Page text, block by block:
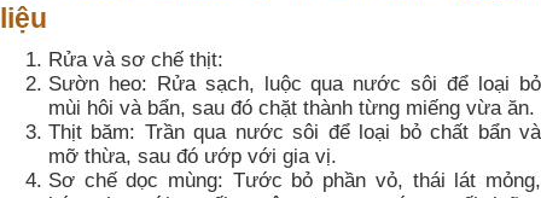
liệu
Rửa và sơ chế thịt:
Sườn heo: Rửa sạch, luộc qua nước sôi để loại bỏ
mùi hôi và bẩn, sau đó chặt thành từng miếng vừa ăn.
Thịt băm: Trần qua nước sôi để loại bỏ chất bẩn và
mỡ thừa, sau đó ướp với gia vị.
Sơ chế dọc mùng: Tước bỏ phần vỏ, thái lát mỏng,